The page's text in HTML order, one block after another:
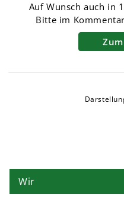
Auf Wunsch auch in
Bitte im
Wir